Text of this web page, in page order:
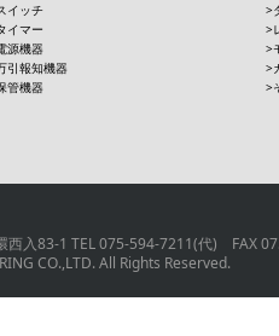
イッチ
イマー
源機器
引報知機器
管機器
西入83-1 TEL 075-594-7211(代) FAX
CO.,LTD. All Rights Reserved.